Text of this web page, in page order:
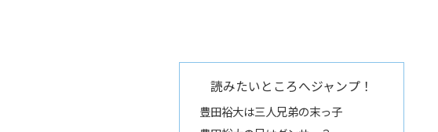
読みたいところへジャンプ！
豊田裕大は三人兄弟の末っ子